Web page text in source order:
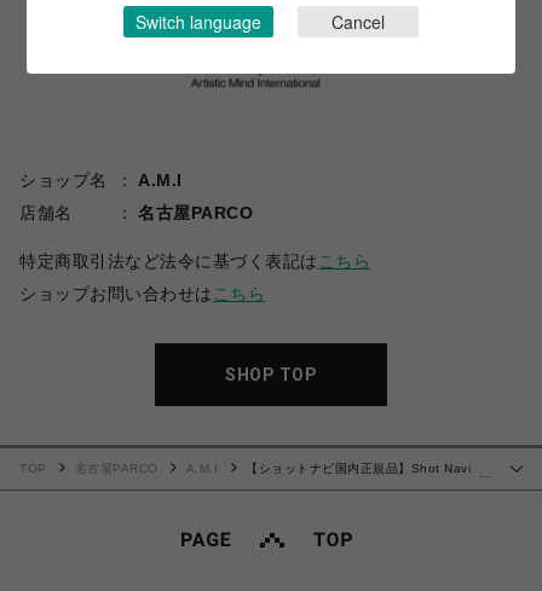
ショップ名
A.M.I
店舗名
名古屋PARCO
特定商取引法など法令に基づく表記は こちら
ショップお問い合わせは こちら
SHOP TOP
…
TOP 名古屋PARCO A.M.I
【ショットナビ国内正規品】Shot Navi
Switch language Cancel